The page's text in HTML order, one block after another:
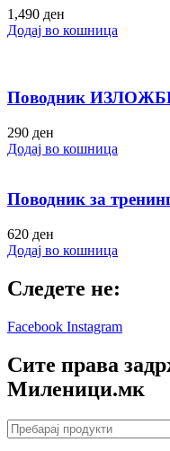
1,490 ден
Додај во кошница
Поводник
290 ден
Додај во кошница
Поводник за
620 ден
Додај во кошница
Следете не:
Facebook Instagram
Сите права
Mиленици.мк